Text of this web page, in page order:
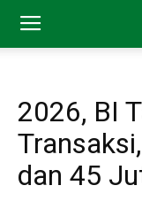
2026, BI
dan 45